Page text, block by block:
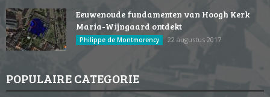
Eeuwenoude fundamenten van Hoogh Kerk
Maria-Wijngaard ontdekt
Philippe de Montmorency 22 augustus 2017
POPULAIRE CATEGORIE